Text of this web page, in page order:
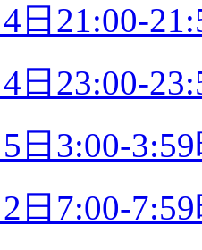
日21:00-
日23:00-
日3:00-
日7:00-